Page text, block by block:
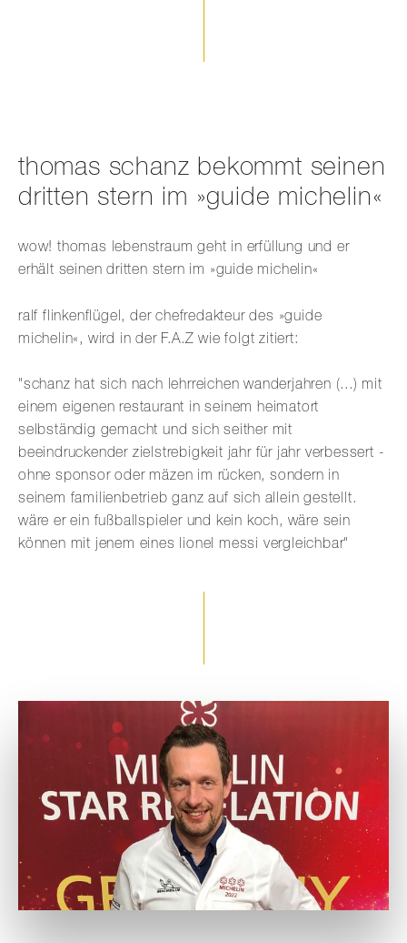
thomas schanz bekommt seinen
dritten stern im »guide michelin«
wow! thomas lebenstraum geht in erfüllung und er
erhält seinen dritten stern im »guide michelin«
ralf flinkenflügel, der chefredakteur des »guide
michelin«, wird in der F.A.Z wie folgt zitiert:
"schanz hat sich nach lehrreichen wanderjahren (...) mit
einem eigenen restaurant in seinem heimatort
selbständig gemacht und sich seither mit
beeindruckender zielstrebigkeit jahr für jahr verbessert -
ohne sponsor oder mäzen im rücken, sondern in
seinem familienbetrieb ganz auf sich allein gestellt.
wäre er ein fußballspieler und kein koch, wäre sein
können mit jenem eines lionel messi vergleichbar"